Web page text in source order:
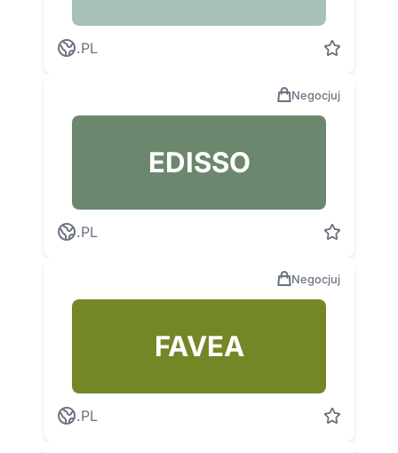
.PL
Negocjuj
EDISSO
.PL
Negocjuj
FAVEA
.PL